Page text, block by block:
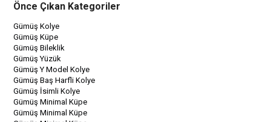
Önce Çıkan Kategoriler
Gümüş Kolye
Gümüş Küpe
Gümüş Bileklik
Gümüş Yüzük
Gümüş Y Model Kolye
Gümüş Baş Harfli Kolye
Gümüş İsimli Kolye
Gümüş Minimal Küpe
Gümüş Minimal Küpe